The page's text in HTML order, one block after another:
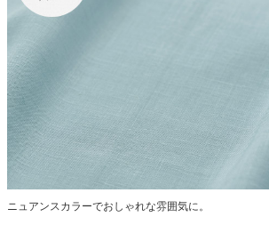
ニュアンスカラーでおしゃれな雰囲気に。